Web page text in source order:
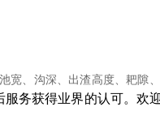
、沟深、出渣高度、耙隙
服务获得业界的认可。欢